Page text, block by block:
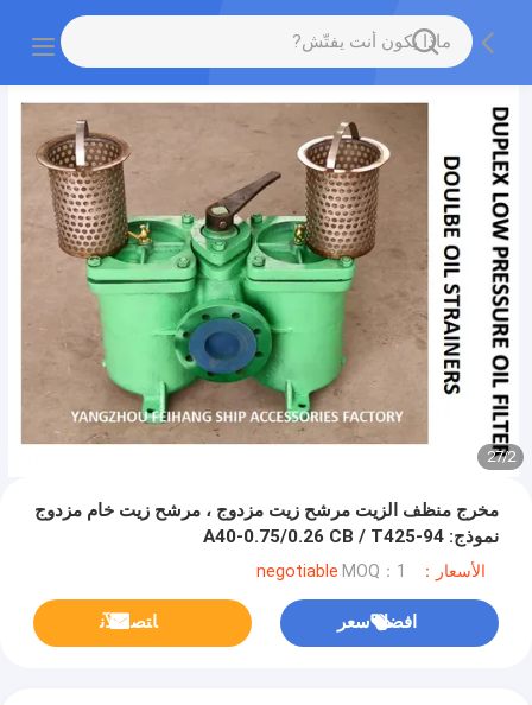
2
/
27
مخرج منظف الزيت مرشح زيت مزدوج ، مرشح زيت خام مزدوج
نموذج: A40-0.75/0.26 CB / T425-94
الأسعار：negotiable MOQ：1
افضل سعر ﺎﺘﺼﻟ ﺍﻶﻧ